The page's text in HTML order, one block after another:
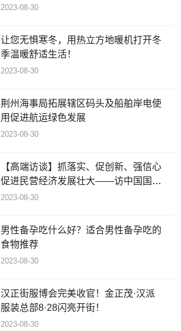
2023-08-30
让您无惧寒冬，用热立方地暖机打开冬
季温暖舒适生活！
2023-08-30
荆州海事局拓展辖区码头及船舶岸电使
用促进航运绿色发展
2023-08-30
【高端访谈】抓落实、促创新、强信心
促进民营经济发展壮大——访中国国际
经济交流中心首席研究员张燕生
2023-08-30
男性备孕吃什么好？适合男性备孕吃的
食物推荐
2023-08-30
汉正街服博会完美收官！金正茂·汉派
服装总部8·28闪亮开街！
2023-08-30